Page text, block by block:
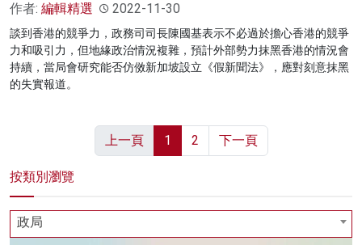
作者: 編輯精選 2022-11-30
談到香港的競爭力，政務司司長陳國基表示不必過於擔心香港的競爭
力和吸引力，但地緣政治情況複雜，預計外部勢力抹黑香港的情況會
持續，當局會研究能否仿傚新加坡設立《假新聞法》，應對刻意抹黑
的失實報道。
上一頁 1 2 下一頁
按類別瀏覽
政局